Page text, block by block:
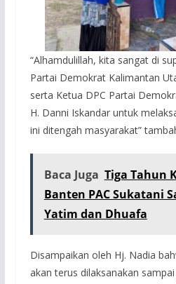
“Alhamdulillah, kita sangat di
Partai Demokrat Kalimantan
serta Ketua DPC Partai
H. Danni Iskandar untuk
ini ditengah masyarakat”
Baca Juga Tiga Tahun
Banten PAC Sukatani
Yatim dan Dhuafa
Disampaikan oleh Hj. Nadia
akan terus dilaksanakan